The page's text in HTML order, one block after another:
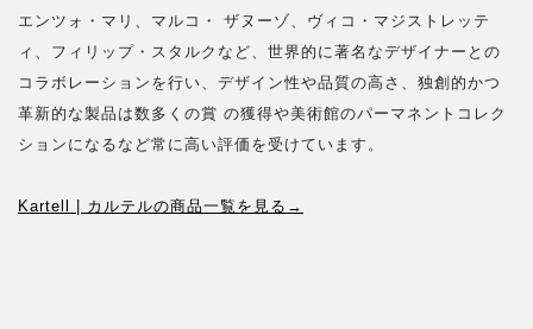
エンツォ・マリ、マルコ・ ザヌーゾ、ヴィコ・マジストレッテ
ィ、フィリップ・スタルクなど、世界的に著名なデザイナーとの
コラボレーションを行い、デザイン性や品質の高さ、独創的かつ
革新的な製品は数多くの賞 の獲得や美術館のパーマネントコレク
ションになるなど常に高い評価を受けています。
Kartell | カルテルの商品一覧を見る→